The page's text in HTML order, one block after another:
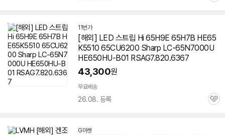
11번가
[해외] LED 스트립 Hi 65H9E 65H7B HE65
K5510 65CU6200 Sharp LC-65N7000U
HE650HU-B01 RSAG7.820.6367
43,300원
무료배송
26.08. 등록
관
G마켓